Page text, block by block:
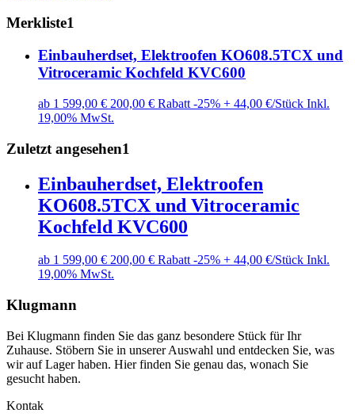
Merkliste1
Einbauherdset, Elektroofen KO608.5TCX und
Vitroceramic Kochfeld KVC600
ab 1 599,00 € 200,00 € Rabatt -25% + 44,00 €/Stück Inkl.
19,00% MwSt.
Zuletzt angesehen1
Einbauherdset, Elektroofen
KO608.5TCX und Vitroceramic
Kochfeld KVC600
ab 1 599,00 € 200,00 € Rabatt -25% + 44,00 €/Stück Inkl.
19,00% MwSt.
Klugmann
Bei Klugmann finden Sie das ganz besondere Stück für Ihr
Zuhause. Stöbern Sie in unserer Auswahl und entdecken Sie, was
wir auf Lager haben. Hier finden Sie genau das, wonach Sie
gesucht haben.
Kontak